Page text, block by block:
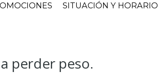
SITUACIÓN Y HORARIO
perder peso.